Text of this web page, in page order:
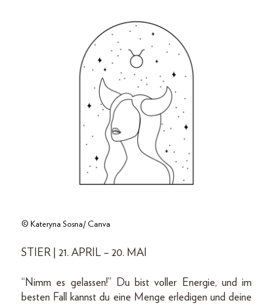
© Kateryna Sosna/ Canva
STIER | 21. APRIL – 20. MAI
“Nimm es gelassen!” Du bist voller Energie, und im
besten Fall kannst du eine Menge erledigen und deine